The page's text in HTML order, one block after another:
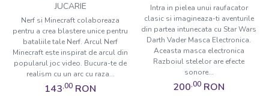
JUCARIE
Nerf si Minecraft colaboreaza
pentru a crea blastere unice pentru
bataliile tale Nerf. Arcul Nerf
Minecraft este inspirat de arcul din
popularul joc video. Bucura-te de
realism cu un arc cu raza...
143,00 RON
Intra in pielea unui raufacator
clasic si imagineaza-ti aventurile
din partea intunecata cu Star Wars
Darth Vader Masca Electronica.
Aceasta masca electronica
Razboiul stelelor are efecte
sonore...
200,00 RON